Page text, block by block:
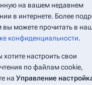
‎(← ссылки)
через API‎(←
отчета‎(← ссылки
50|
на вашем недавнем
в интернете. Более
вы можете прочитать в
конфиденциальности.
хотите настроить свои
по файлам cookie,
на Управление